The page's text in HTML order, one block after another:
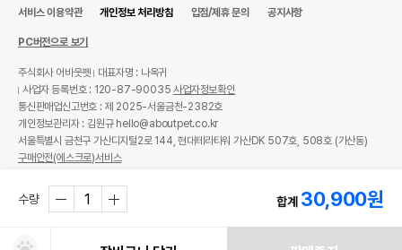
수량 합계 30,900원
서비스 이용약관 개인정보 처리방침 입점/제휴 문의 공지사항
PC버전으로 보기
주식회사 어바웃펫
대표자명 : 나옥귀
사업자 등록번호 : 120-87-90035사업자정보확인
통신판매업신고번호 : 제 2025-서울금천-2382호
개인정보관리자 : 김원규 hello@aboutpet.co.kr
서울특별시 금천구 가산디지털2로 144, 현대테라타워 가산DK 507호, 508호 (가산동)
구매안전(에스크로)서비스